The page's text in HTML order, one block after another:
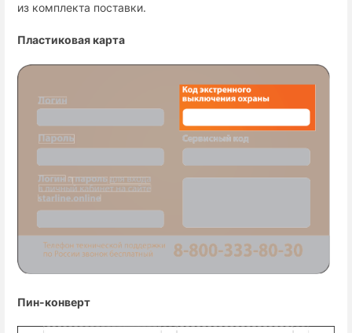
из комплекта поставки.
Пластиковая карта
Пин-конверт